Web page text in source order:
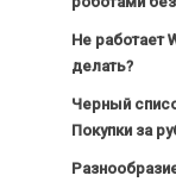
Не работает
делать?
Черный
Покупки за